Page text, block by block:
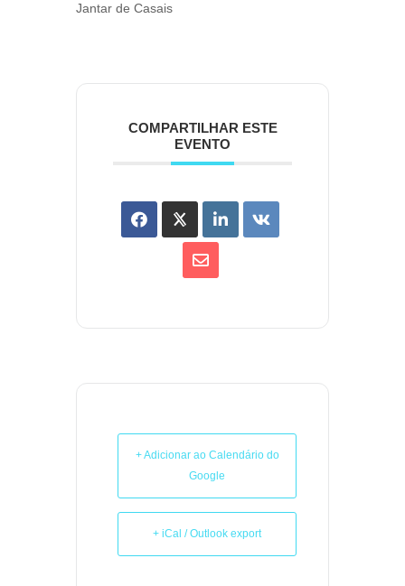
Jantar de Casais
COMPARTILHAR ESTE
EVENTO
+ Adicionar ao Calendário do
Google
+ iCal / Outlook export